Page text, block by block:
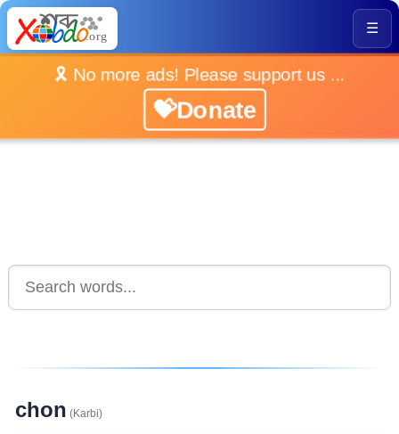
☰
🎗️ No more ads! Please support us ...
💝Donate
chon (Karbi)